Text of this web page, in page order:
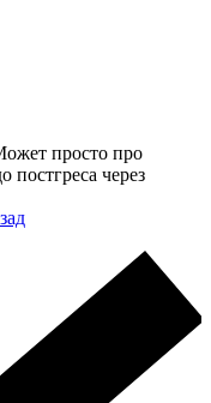
просто про
постгреса через